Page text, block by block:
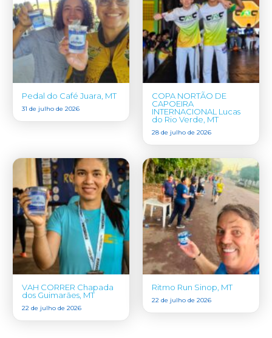
Pedal do Café Juara, MT
31 de julho de 2026
COPA NORTÃO DE
CAPOEIRA
INTERNACIONAL Lucas
do Rio Verde, MT
28 de julho de 2026
VAH CORRER Chapada
dos Guimarães, MT
22 de julho de 2026
Ritmo Run Sinop, MT
22 de julho de 2026